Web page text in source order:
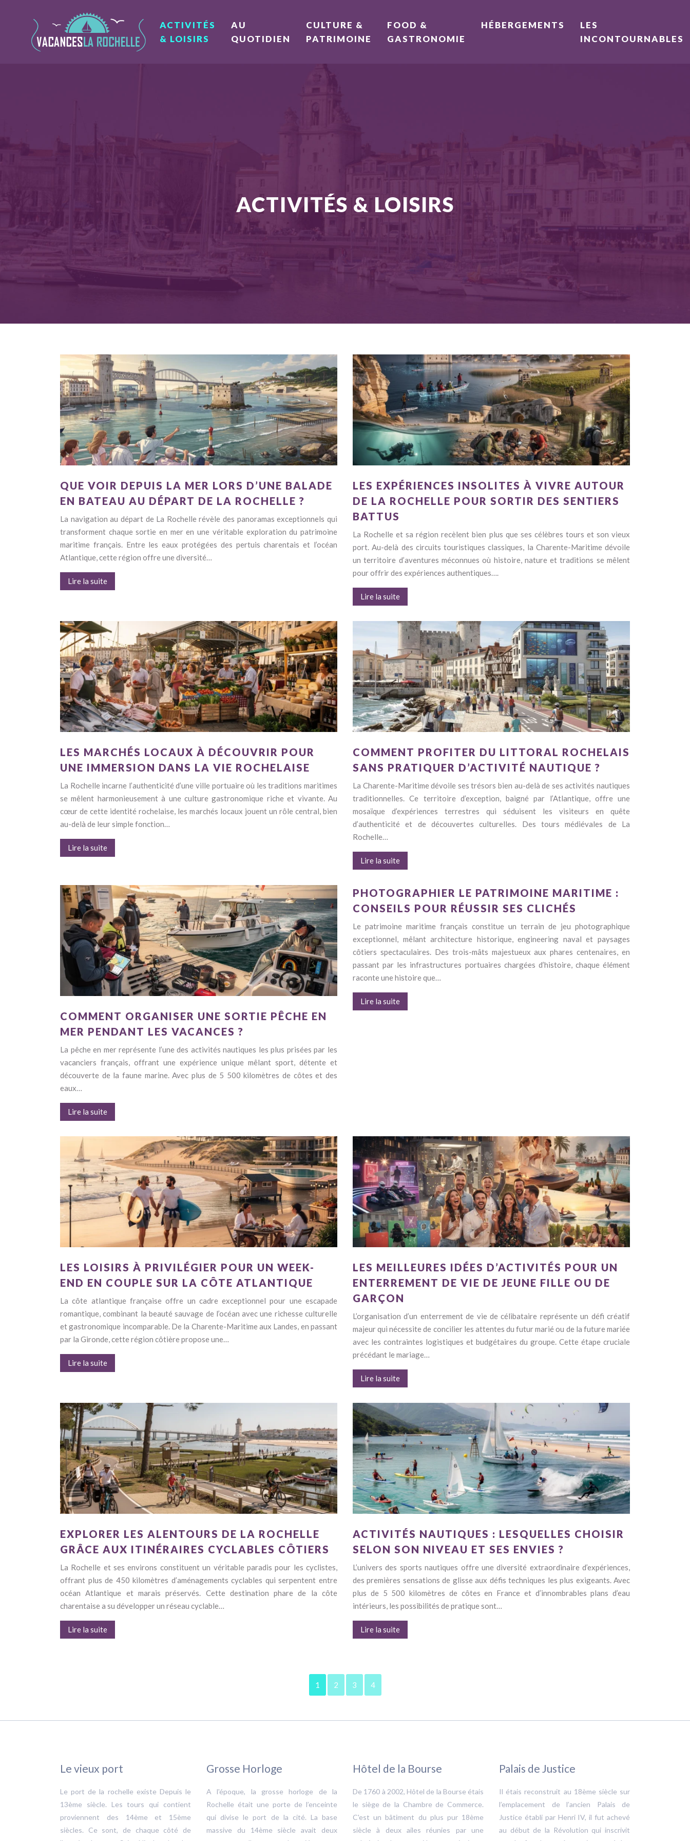
ACTIVITÉS
& LOISIRS
AU
QUOTIDIEN
CULTURE &
PATRIMOINE
FOOD &
GASTRONOMIE
HÉBERGEMENTS
LES
INCONTOURNABLES
ACTIVITÉS & LOISIRS
QUE VOIR DEPUIS LA MER LORS D’UNE BALADE
EN BATEAU AU DÉPART DE LA ROCHELLE ?
La navigation au départ de La Rochelle révèle des panoramas exceptionnels qui
transforment chaque sortie en mer en une véritable exploration du patrimoine
maritime français. Entre les eaux protégées des pertuis charentais et l’océan
Atlantique, cette région offre une diversité…
Lire la suite
LES EXPÉRIENCES INSOLITES À VIVRE AUTOUR
DE LA ROCHELLE POUR SORTIR DES SENTIERS
BATTUS
La Rochelle et sa région recèlent bien plus que ses célèbres tours et son vieux
port. Au-delà des circuits touristiques classiques, la Charente-Maritime dévoile
un territoire d’aventures méconnues où histoire, nature et traditions se mêlent
pour offrir des expériences authentiques….
Lire la suite
LES MARCHÉS LOCAUX À DÉCOUVRIR POUR
UNE IMMERSION DANS LA VIE ROCHELAISE
La Rochelle incarne l’authenticité d’une ville portuaire où les traditions maritimes
se mêlent harmonieusement à une culture gastronomique riche et vivante. Au
cœur de cette identité rochelaise, les marchés locaux jouent un rôle central, bien
au-delà de leur simple fonction…
Lire la suite
COMMENT PROFITER DU LITTORAL ROCHELAIS
SANS PRATIQUER D’ACTIVITÉ NAUTIQUE ?
La Charente-Maritime dévoile ses trésors bien au-delà de ses activités nautiques
traditionnelles. Ce territoire d’exception, baigné par l’Atlantique, offre une
mosaïque d’expériences terrestres qui séduisent les visiteurs en quête
d’authenticité et de découvertes culturelles. Des tours médiévales de La
Rochelle…
Lire la suite
COMMENT ORGANISER UNE SORTIE PÊCHE EN
MER PENDANT LES VACANCES ?
La pêche en mer représente l’une des activités nautiques les plus prisées par les
vacanciers français, offrant une expérience unique mêlant sport, détente et
découverte de la faune marine. Avec plus de 5 500 kilomètres de côtes et des
eaux…
Lire la suite
PHOTOGRAPHIER LE PATRIMOINE MARITIME :
CONSEILS POUR RÉUSSIR SES CLICHÉS
Le patrimoine maritime français constitue un terrain de jeu photographique
exceptionnel, mêlant architecture historique, engineering naval et paysages
côtiers spectaculaires. Des trois-mâts majestueux aux phares centenaires, en
passant par les infrastructures portuaires chargées d’histoire, chaque élément
raconte une histoire que…
Lire la suite
LES LOISIRS À PRIVILÉGIER POUR UN WEEK-
END EN COUPLE SUR LA CÔTE ATLANTIQUE
La côte atlantique française offre un cadre exceptionnel pour une escapade
romantique, combinant la beauté sauvage de l’océan avec une richesse culturelle
et gastronomique incomparable. De la Charente-Maritime aux Landes, en passant
par la Gironde, cette région côtière propose une…
Lire la suite
LES MEILLEURES IDÉES D’ACTIVITÉS POUR UN
ENTERREMENT DE VIE DE JEUNE FILLE OU DE
GARÇON
L’organisation d’un enterrement de vie de célibataire représente un défi créatif
majeur qui nécessite de concilier les attentes du futur marié ou de la future mariée
avec les contraintes logistiques et budgétaires du groupe. Cette étape cruciale
précédant le mariage…
Lire la suite
EXPLORER LES ALENTOURS DE LA ROCHELLE
GRÂCE AUX ITINÉRAIRES CYCLABLES CÔTIERS
La Rochelle et ses environs constituent un véritable paradis pour les cyclistes,
offrant plus de 450 kilomètres d’aménagements cyclables qui serpentent entre
océan Atlantique et marais préservés. Cette destination phare de la côte
charentaise a su développer un réseau cyclable…
Lire la suite
ACTIVITÉS NAUTIQUES : LESQUELLES CHOISIR
SELON SON NIVEAU ET SES ENVIES ?
L’univers des sports nautiques offre une diversité extraordinaire d’expériences,
des premières sensations de glisse aux défis techniques les plus exigeants. Avec
plus de 5 500 kilomètres de côtes en France et d’innombrables plans d’eau
intérieurs, les possibilités de pratique sont…
Lire la suite
1 2 3 4
Le vieux port
Le port de la rochelle existe Depuis le
13ème siècle. Les tours qui contient
proviennent des 14ème et 15ème
siècles. Ce sont, de chaque côté de
Grosse Horloge
A l'époque, la grosse horloge de la
Rochelle était une porte de l’enceinte
qui divise le port de la cité. La base
massive du 14ème siècle avait deux
Hôtel de la Bourse
De 1760 à 2002, Hôtel de la Bourse étais
le siège de la Chambre de Commerce.
C'est un bâtiment du plus pur 18ème
siècle à deux ailes réunies par une
Palais de Justice
Il étais reconstruit au 18ème siècle sur
l’emplacement de l’ancien Palais de
Justice établi par Henri IV, il fut achevé
au début de la Révolution qui inscrivit